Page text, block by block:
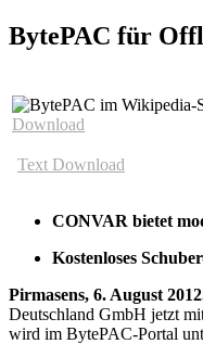
BytePAC für
Download
Text Download
CONVAR bietet
Kostenloses
Pirmasens, 6. August
Deutschland GmbH jetzt
wird im BytePAC-Portal